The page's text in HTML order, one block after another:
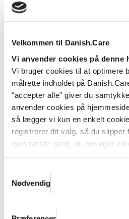
Velkommen til Danish.Care
Vi anvender cookies på denne
Vi bruger cookies til at optimere
målrette indholdet på
"accepter alle" giver du
anvender cookies på
så lægger vi kun en enkelt
registrerer dit valg, så du slipper
igen næste gang, du besøger
til enhver tid trække dit
Danish.Cares privatlivs- og
Nødvendig
Vinderproduktet blev udvalgt
Læs mere